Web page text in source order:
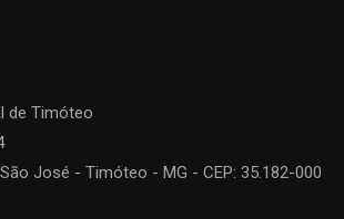
de Timóteo
José - Timóteo - MG - CEP: 35.182-000